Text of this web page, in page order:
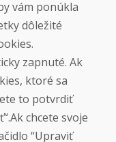
VÁM ZA
SA NA VÁS OPÄŤ
vám ponúkla
dôležité
zapnuté. Ak
ktoré sa
to potvrdiť
chcete svoje
“Upraviť